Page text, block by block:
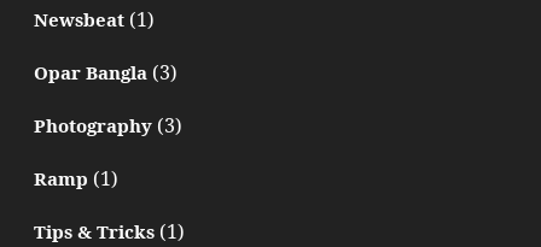
Newsbeat(1)
Opar Bangla(3)
Photography(3)
Ramp (1)
Tips & Tricks(1)